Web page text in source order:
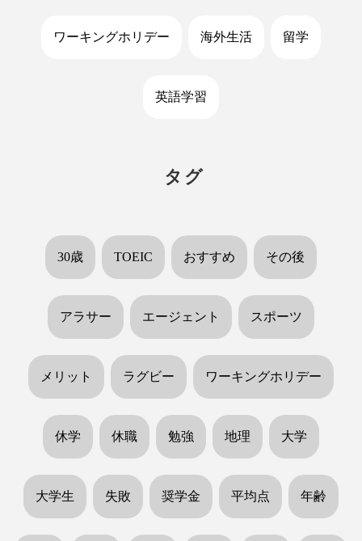
ワーキングホリデー 海外生活 留学
英語学習
タグ
30歳 TOEIC おすすめ その後
アラサー エージェント スポーツ
メリット ラグビー ワーキングホリデー
休学 休職 勉強 地理 大学
大学生 失敗 奨学金 平均点 年齢